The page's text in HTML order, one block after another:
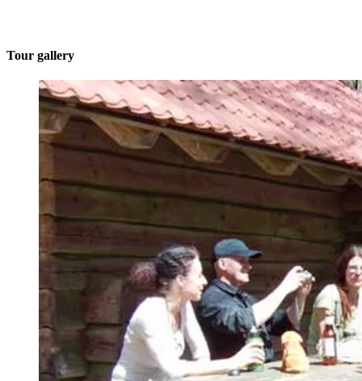
Tour gallery